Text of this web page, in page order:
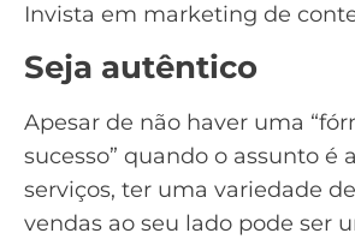
Invista em marketing de
Seja autêntico
Apesar de não haver uma
sucesso” quando o assunto é
serviços, ter uma variedade de
vendas ao seu lado pode ser